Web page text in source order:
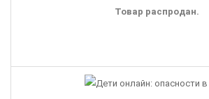
Товар распродан.